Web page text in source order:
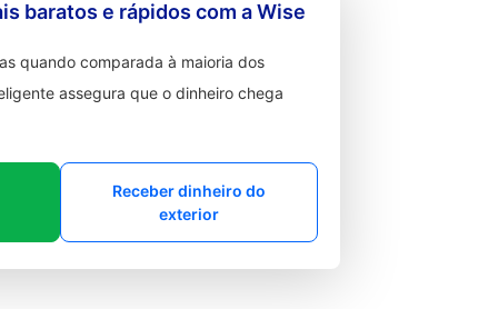
baratos e rápidos com a Wise
quando comparada à maioria dos
assegura que o dinheiro chega
Receber dinheiro do
exterior